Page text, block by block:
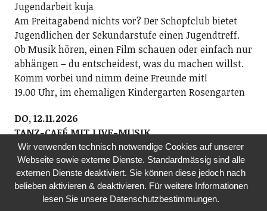
Jugendarbeit kuja
Am Freitagabend nichts vor? Der Schopfclub bietet
Jugendlichen der Sekundarstufe einen Jugendtreff.
Ob Musik hören, einen Film schauen oder einfach nur
abhängen – du entscheidest, was du machen willst.
Komm vorbei und nimm deine Freunde mit!
19.00 Uhr, im ehemaligen Kindergarten Rosengarten
DO, 12.11.2026
TANZ-CAFÉ MIT LIVE-MUSIK
Pro Senectute Kanton Zürich, Ortsvertretung
Wädenswil und Au
Die Ortsvertretung Wädenswil und Au organisiert das
Tanz-Café mit dem beliebten Alleinunterhalter Geri
Knobel. Alle Tanzbegeisterten der Generation 60+ sind
Wir verwenden technisch notwendige Cookies auf unserer
Webseite sowie externe Dienste. Standardmässig sind alle
externen Dienste deaktiviert. Sie können diese jedoch nach
belieben aktivieren & deaktivieren. Für weitere Informationen
lesen Sie unsere Datenschutzbestimmungen.